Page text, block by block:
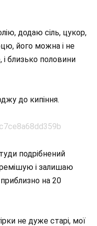
додаю сіль, цукор,
його можна і не
близько половини
до кипіння.
подрібнений
і залишаю
на 20
не дуже старі, мої